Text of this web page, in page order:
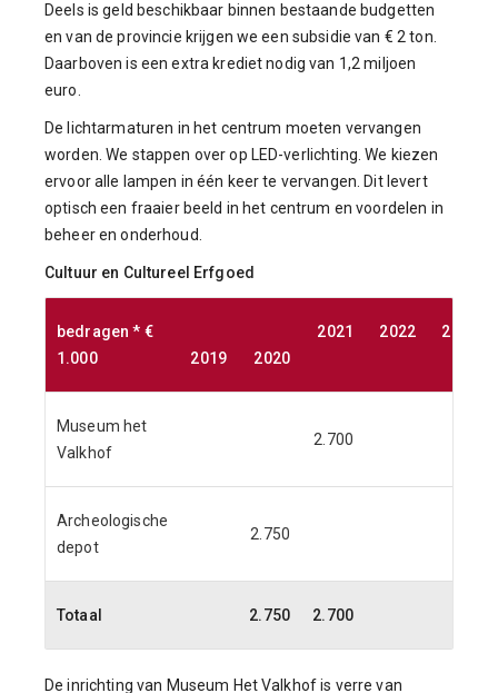
Deels is geld beschikbaar binnen bestaande budgetten
en van de provincie krijgen we een subsidie van € 2 ton.
Daarboven is een extra krediet nodig van 1,2 miljoen
euro.
De lichtarmaturen in het centrum moeten vervangen
worden. We stappen over op LED-verlichting. We kiezen
ervoor alle lampen in één keer te vervangen. Dit levert
optisch een fraaier beeld in het centrum en voordelen in
beheer en onderhoud.
Cultuur en Cultureel Erfgoed
bedragen * €
1.000
2019 2020
2021 2022 2023
Museum het
Valkhof
2.700
Archeologische
depot
2.750
Totaal 2.750 2.700
De inrichting van Museum Het Valkhof is verre van